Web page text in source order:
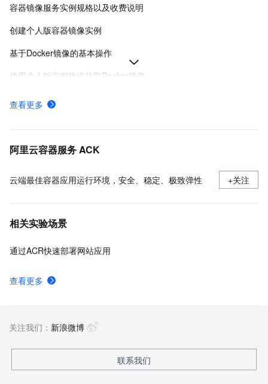
容器镜像服务实例规格以及收费说明
创建个人版容器镜像实例
基于Docker镜像的基本操作
使用个人版实例推送拉取Docker镜像
为Docker、containerd等客户端配置访问凭证
容器镜像服务ACR企业版实例计费相关信息
查看更多
阿里云容器服务 ACK
云端最佳容器应用运行环境，安全、稳定、极致弹性 +关注
相关实验场景
通过ACR快速部署网站应用
查看更多
关注我们： 新浪微博
联系我们